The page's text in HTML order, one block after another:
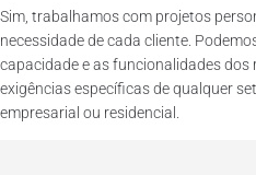
Sim, trabalhamos com projetos
necessidade de cada cliente.
capacidade e as funcionalidades
exigências específicas de qualquer
empresarial ou residencial.